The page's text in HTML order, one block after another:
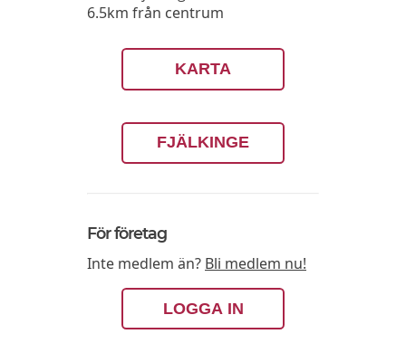
6.5km från centrum
KARTA
FJÄLKINGE
För företag
Inte medlem än? Bli medlem nu!
LOGGA IN